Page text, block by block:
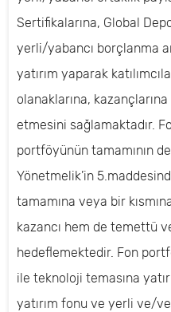
Sertifikalarına, Global
yerli/yabancı borçlanma
yatırım yaparak
olanaklarına,
etmesini sağlamaktadır.
portföyünün tamamının
Yönetmelik’in
tamamına veya bir
kazancı hem de temettü
hedeflemektedir. Fon
ile teknoloji temasına
yatırım fonu ve yerli ve/